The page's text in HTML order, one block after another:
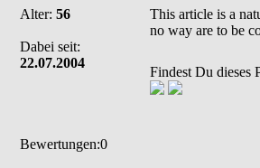
Alter: 56
Dabei seit:
22.07.2004
Bewertungen:0
This article is a
no way are to be
Findest Du dieses